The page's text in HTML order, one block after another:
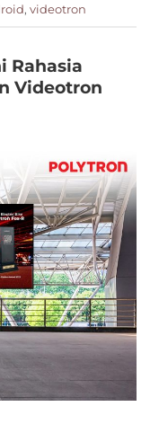
, videotron
Rahasia
Videotron